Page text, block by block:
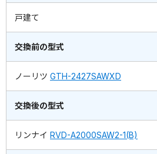
戸建て
交換前の型式
ノーリツ GTH-2427SAWXD
交換後の型式
リンナイ RVD-A2000SAW2-1(B)